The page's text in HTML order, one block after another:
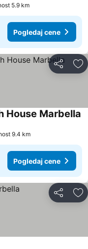
5.9 km
Pogledaj cene
Deli
House Marbella
9.4 km
Pogledaj cene
Deli